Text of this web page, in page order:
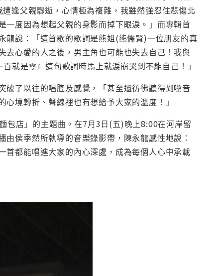
逢父親驟逝，心情極為複雜，我雖然強忍住悲傷北
度因為想起父親的身影而掉下眼淚。」而專輯首
龍說：「這首歌的歌詞是熊姐(熊儒賢)一位朋友的真
心愛的人之後，男主角也可能也失去自己！我與
就是零』這句歌詞時馬上就淚崩哭到不能自己！」
了以往的唱腔及感覺，「甚至還彷彿聽得到嗓音
境轉折、聲線裡也有想給予大家的溫度！」
包店」的主題曲。在7月3日(五)晚上8:00在河岸留
侯季然所執導的音樂錄影帶，陳永龍感性地說：
都能唱進大家的內心深處，成為每個人心中承載